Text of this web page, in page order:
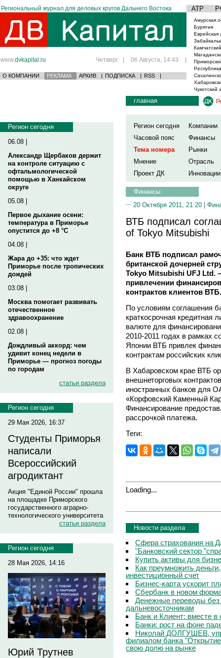
Региональный журнал для деловых кругов Дальнего Востока АТР
www.dvkapital.ru Четверг | 06 Августа, 14:43 |
О КОМПАНИИ РЕКЛАМА АРХИВ | ПОДПИСКА | RSS |
Амурская
Бурятия
Еврейская
Чукотский
Регион сегодня
06.08 |
Александр Щербаков держит
на контроле ситуацию с
офтальмологической
помощью в Ханкайском
округе
05.08 |
Первое дыхание осени:
температура в Приморье
опустится до +8 °C
04.08 |
Жара до +35: что ждет
Приморье после тропических
дождей
03.08 |
Москва помогает развивать
отечественное
здравоохранение
02.08 |
Дождливый аккорд: чем
удивит конец недели в
Приморье — прогноз погоды
по городам
статьи раздела
Регион сегодня
29 Мая 2026, 16:37
Студенты Приморья
написали
Всероссийский
агродиктант
Акция "Единой России" прошла
на площадке Приморского
государственного аграрно-
технологического университета
статьи раздела
Регион сегодня
28 Мая 2026, 14:16
Юрий Трутнев
главная
Регион сегодня
Компании
Часовой пояс
Финансы
Тема номера
Рынки
Мнение
Отрасль
Проект ДК
Инновации
Финансы
20 Октября 2011, 21:20 |
ВТБ подписал
of Tokyo Mitsubishi
Банк ВТБ подписал
британской дочерней
Tokyo Mitsubishi UFJ Ltd.
привлечении
контрактов клиентов ВТБ.
По условиям соглашения
краткосрочная кредитная
валюте для
2010-2011 годах в рамках
Японии ВТБ привлек
контрактам российских
В Хабаровском крае ВТБ
внешнеторговых
иностранных банков для
«Корфовский Каменный
Финансирование
рассрочкой платежа.
Теги:
Loading...
Новости раздела
Сфера страхования на
"Банковский сектор
Купить активы для
Как преумножить
инвестиционный счет
Бизнес-карта ускорит
Сбербанк в новом
Денежные переводы без
дальневосточникам
Банк и Клиент: вместе в
Банки: рост на фоне
Николай ДОЛГУШЕВ,
филиалом банка
свою долю на рынке